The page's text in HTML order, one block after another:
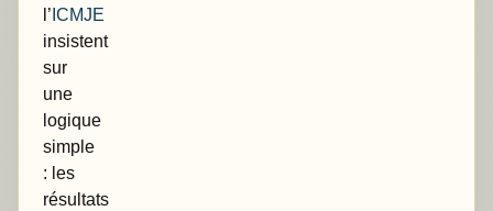
l’ICMJE
insistent
sur
une
logique
simple
: les
résultats